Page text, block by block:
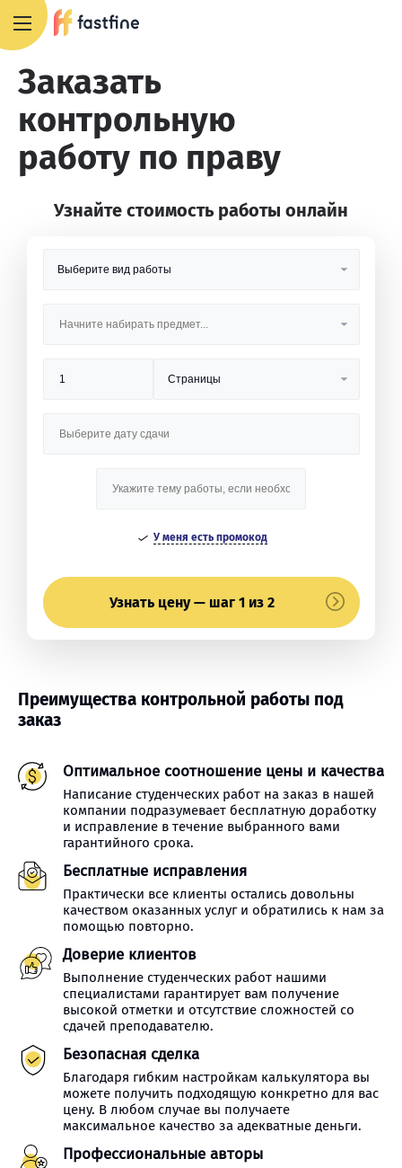
Заказать
контрольную
работу по праву
Узнайте стоимость работы онлайн
У меня есть промокод
Узнать цену — шаг 1 из 2
Преимущества контрольной работы под
заказ
Оптимальное соотношение цены и качества
Написание студенческих работ на заказ в нашей
компании подразумевает бесплатную доработку
и исправление в течение выбранного вами
гарантийного срока.
Бесплатные исправления
Практически все клиенты остались довольны
качеством оказанных услуг и обратились к нам за
помощью повторно.
Доверие клиентов
Выполнение студенческих работ нашими
специалистами гарантирует вам получение
высокой отметки и отсутствие сложностей со
сдачей преподавателю.
Безопасная сделка
Благодаря гибким настройкам калькулятора вы
можете получить подходящую конкретно для вас
цену. В любом случае вы получаете
максимальное качество за адекватные деньги.
Профессиональные авторы